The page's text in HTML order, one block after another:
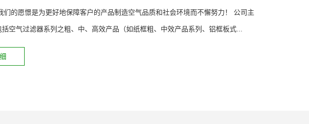
们的愿憬是为更好地保障客户的产品制造空气品质和社会环境而不懈努力！ 公司主
空气过滤器系列之粗、中、高效产品（如纸框粗、中效产品系列、铝框板式...